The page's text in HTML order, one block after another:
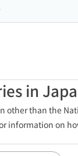
in
other than the
information on